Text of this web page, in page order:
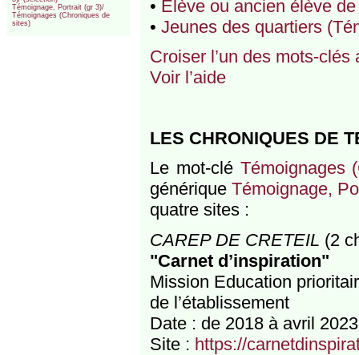
Témoignage, Portrait (gr 3)/
Témoignages (Chroniques de
sites)
• Elève ou ancien élève
• Jeunes des quartiers
Croiser l’un des mots-clés
Voir l’aide
LES CHRONIQUES DE
Le mot-clé Témoignages
générique Témoignage,
quatre sites :
CAREP DE CRETEIL (2
"Carnet d’inspiration"
Mission Education
de l’établissement
Date : de 2018 à avril 2023
Site : https://